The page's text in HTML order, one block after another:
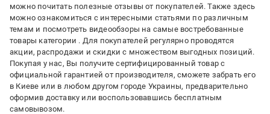
можно почитать полезные отзывы от покупателей. Также здесь
можно ознакомиться с интересными статьями по различным
темам и посмотреть видеообзоры на самые востребованные
товары категории . Для покупателей регулярно проводятся
акции, распродажи и скидки с множеством выгодных позиций.
Покупая у нас, Вы получите сертифицированный товар с
официальной гарантией от производителя, сможете забрать его
в Киеве или в любом другом городе Украины, предварительно
оформив доставку или воспользовавшись бесплатным
самовывозом.